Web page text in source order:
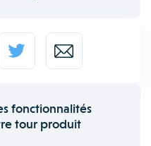
fonctionnalités
tour produit